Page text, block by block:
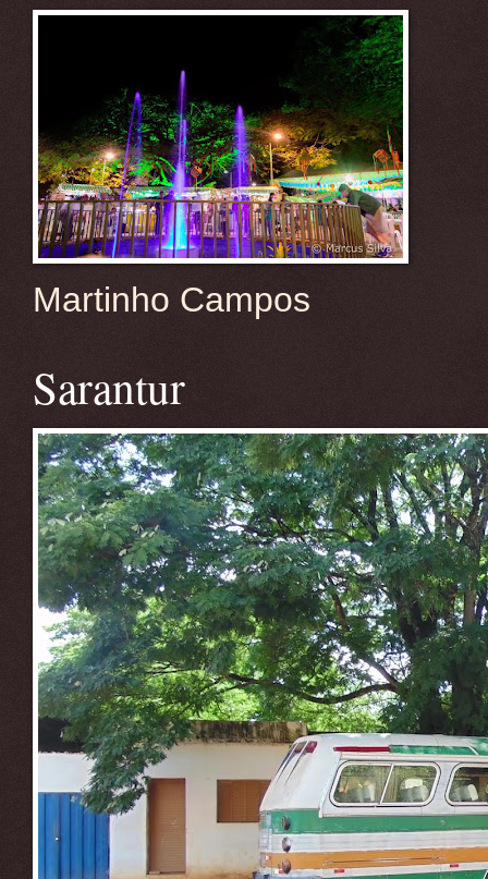
Martinho Campos
Sarantur